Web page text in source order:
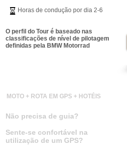
Horas de condução por dia 2-6
O perfil do Tour é baseado nas
classificações de nível de pilotagem
definidas pela BMW Motorrad
MOTO + ROTA EM GPS + HOTÉIS
Não precisa de guia?
Sente-se confortável na
utilização de um GPS?